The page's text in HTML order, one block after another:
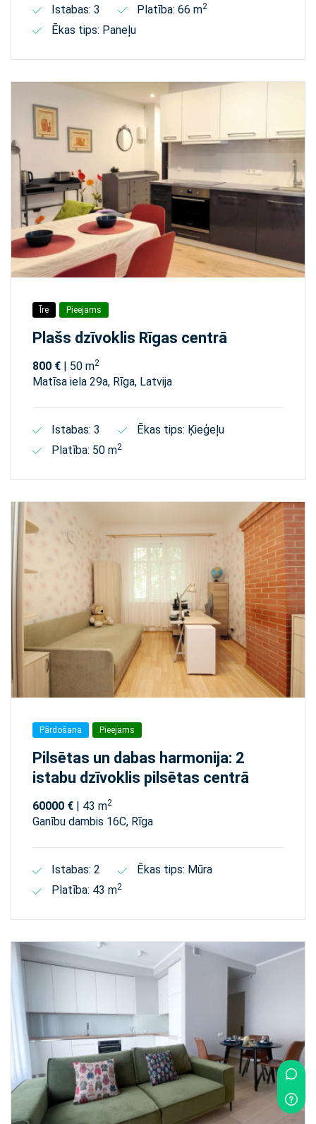
Istabas: 3 Platība: 66 m2
Ēkas tips: Paneļu
Īre Pieejams
Plašs dzīvoklis Rīgas centrā
800 € | 50 m2
Matīsa iela 29а, Rīga, Latvija
Istabas: 3
Ēkas tips: Ķieģeļu
Platība: 50 m2
Pārdošana Pieejams
Pilsētas un dabas harmonija: 2
istabu dzīvoklis pilsētas centrā
60000 € | 43 m2
Ganību dambis 16C, Rīga
Istabas: 2
Ēkas tips: Mūra
Platība: 43 m2